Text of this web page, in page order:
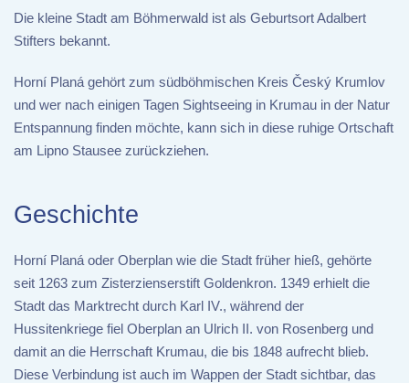
Die kleine Stadt am Böhmerwald ist als Geburtsort Adalbert
Stifters bekannt.
Horní Planá gehört zum südböhmischen Kreis Český Krumlov
und wer nach einigen Tagen Sightseeing in Krumau in der Natur
Entspannung finden möchte, kann sich in diese ruhige Ortschaft
am Lipno Stausee zurückziehen.
Geschichte
Horní Planá oder Oberplan wie die Stadt früher hieß, gehörte
seit 1263 zum Zisterzienserstift Goldenkron. 1349 erhielt die
Stadt das Marktrecht durch Karl IV., während der
Hussitenkriege fiel Oberplan an Ulrich II. von Rosenberg und
damit an die Herrschaft Krumau, die bis 1848 aufrecht blieb.
Diese Verbindung ist auch im Wappen der Stadt sichtbar, das